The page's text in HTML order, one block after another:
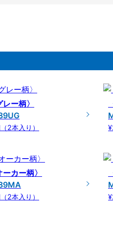
レー柄〉
2本入り）
ーカー柄〉
2本入り）